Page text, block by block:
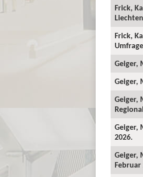
Frick,
Frick,
Geiger,
Geiger,
Geiger,
Geiger,
2026.
Geiger,
Februar